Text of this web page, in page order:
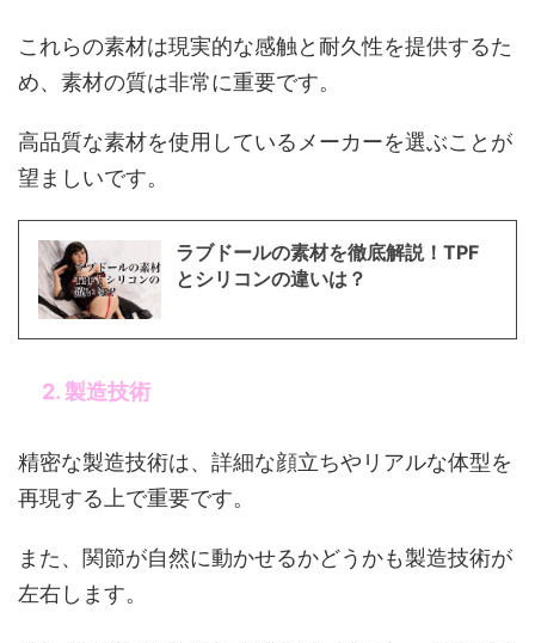
これらの素材は現実的な感触と耐久性を提供するた
め、素材の質は非常に重要です。
高品質な素材を使用しているメーカーを選ぶことが
望ましいです。
ラブドールの素材を徹底解説！TPF
とシリコンの違いは？
2. 製造技術
精密な製造技術は、詳細な顔立ちやリアルな体型を
再現する上で重要です。
また、関節が自然に動かせるかどうかも製造技術が
左右します。